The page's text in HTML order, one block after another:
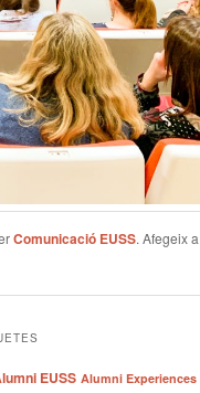
Comunicació EUSS. Afegeix a
EUSS Alumni Experiences